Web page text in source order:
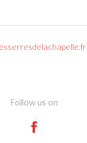
Follow us on